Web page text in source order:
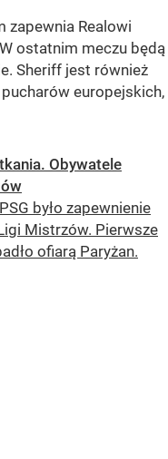
zapewnia Realowi
ostatnim meczu będą
Sheriff jest również
europejskich,
Obywatele
było zapewnienie
Mistrzów. Pierwsze
ofiarą Paryżan.